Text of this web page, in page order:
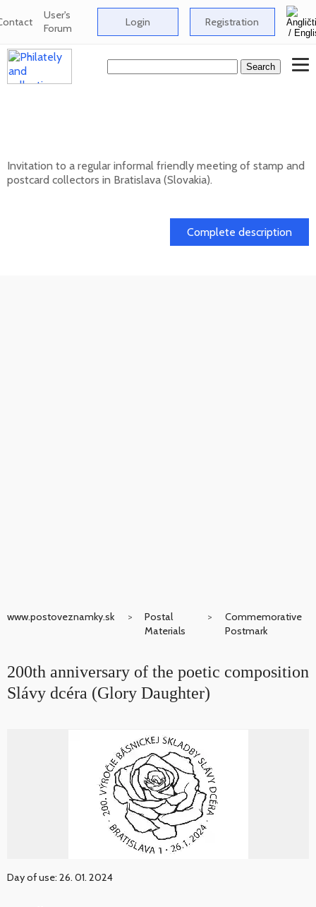
User's
Forum Login Registration
Invitation to a regular informal friendly meeting of stamp and
postcard collectors in Bratislava (Slovakia).
Complete description
www.postoveznamky.sk
Postal
Materials
Commemorative
Postmark
200th anniversary of the poetic composition
Slávy dcéra (Glory Daughter)
Day of use: 26. 01. 2024